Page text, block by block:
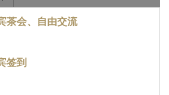
茶会、自由交流
签到